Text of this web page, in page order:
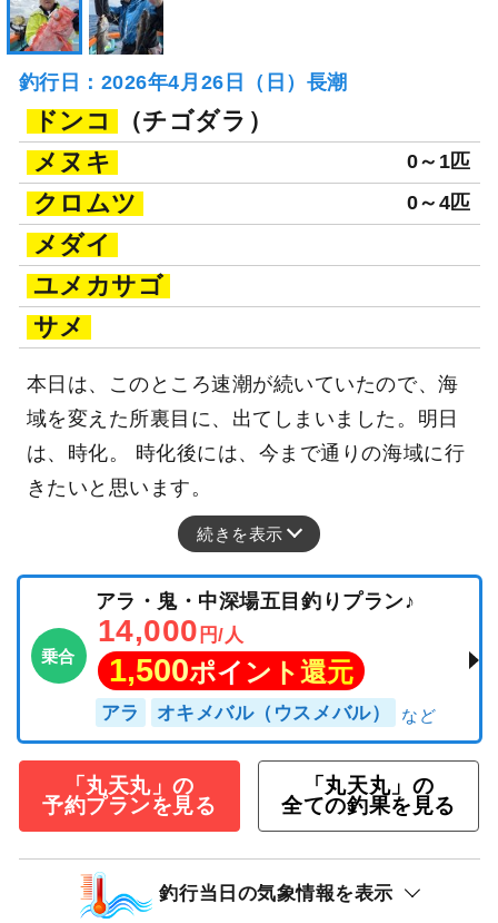
釣行日：2026年4月26日（日）長潮
ドンコ
（チゴダラ）
メヌキ
0～1匹
クロムツ 0～4匹
メダイ
ユメカサゴ
サメ
本日は、このところ速潮が続いていたので、海
域を変えた所裏目に、出てしまいました。明日
は、時化。 時化後には、今まで通りの海域に行
きたいと思います。
続きを表示
乗合
アラ・鬼・中深場五目釣りプラン♪
14,000 円/人
1,500ポイント還元
アラ オキメバル（ウスメバル）
「丸天丸」の
予約プランを見る
「丸天丸」の
全ての釣果を見る
釣行当日の気象情報を表示